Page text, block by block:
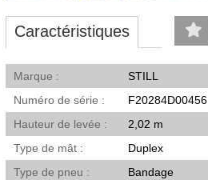
Caractéristiques
Marque STILL
Numéro de série
F20284D00456
Hauteur de levée
2,02 m
Type de mât
Duplex
Type de pneu
Bandage